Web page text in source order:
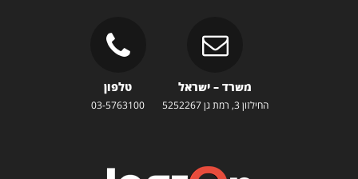
משרד – ישראל
החילזון 3, רמת גן 5252267
טלפון
03-5763100